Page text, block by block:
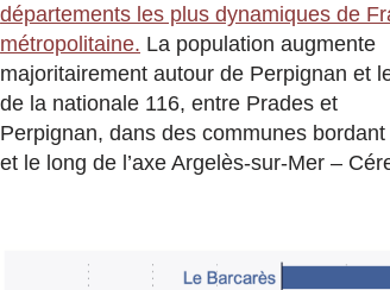
départements les plus dynamiques de
métropolitaine. La population augmente
majoritairement autour de Perpignan et
de la nationale 116, entre Prades et
Perpignan, dans des communes bordant
et le long de l’axe Argelès-sur-Mer –